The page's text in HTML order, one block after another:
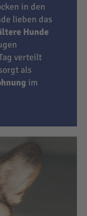
in den
lieben das
Hunde
verteilt
als
im